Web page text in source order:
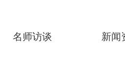
名师访谈 新闻